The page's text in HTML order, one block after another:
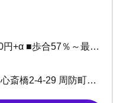
■歩合57％～最高82％
大阪府大阪市中央区東心斎橋2-4-29 周防町ギャラクシービル5Ｆ